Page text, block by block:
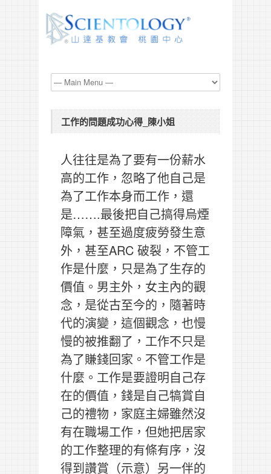
工作的問題成功心得_陳小姐
人往往是為了要有一份薪水
高的工作，忽略了他自己是
為了工作本身而工作，還
是…….最後把自己搞得烏煙
障氣，甚至過度疲勞發生意
外，甚至ARC 破裂，不管工
作是什麼，只是為了生存的
價值。男主外，女主內的觀
念，是從古至今的，隨著時
代的演變，這個觀念，也慢
慢的被推翻了，工作不只是
為了賺錢回家。不管工作是
什麼。工作是要證明自己存
在的價值，錢是自己犒賞自
己的禮物，家庭主婦雖然沒
有在職場工作，但她把居家
的工作整理的有條有序，沒
得到讚賞（示意）另一伴的